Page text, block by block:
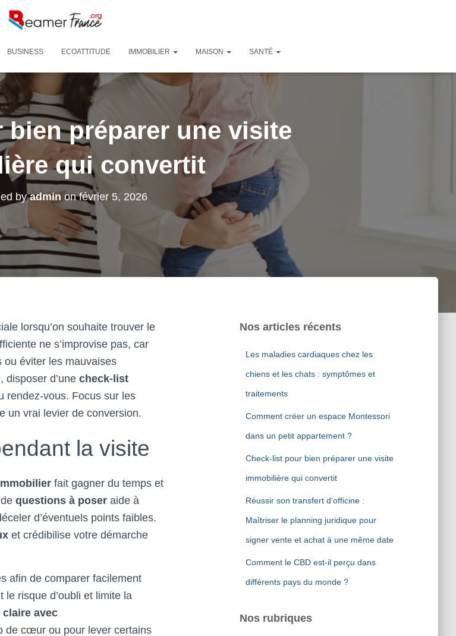
BUSINESS ECOATTITUDE IMMOBILIER MAISON SANTÉ
préparer une visite
qui convertit
byadmin onfévrier 5, 2026
lorsqu’on souhaite trouver le
ne s’improvise pas, car
ou éviter les mauvaises
disposer d’une check-list
rendez-vous. Focus sur les
un vrai levier de conversion.
la visite
fait gagner du temps et
questions à poser aide à
d’éventuels points faibles.
et crédibilise votre démarche
afin de comparer facilement
risque d’oubli et limite la
avec
de cœur ou pour lever certains
Nos articles récents
Les maladies cardiaques chez les
chiens et les chats : symptômes et
traitements
Comment créer un espace Montessori
dans un petit appartement ?
Check-list pour bien préparer une visite
immobilière qui convertit
Réussir son transfert d’officine :
Maîtriser le planning juridique pour
signer vente et achat à une même date
Comment le CBD est-il perçu dans
différents pays du monde ?
Nos rubriques